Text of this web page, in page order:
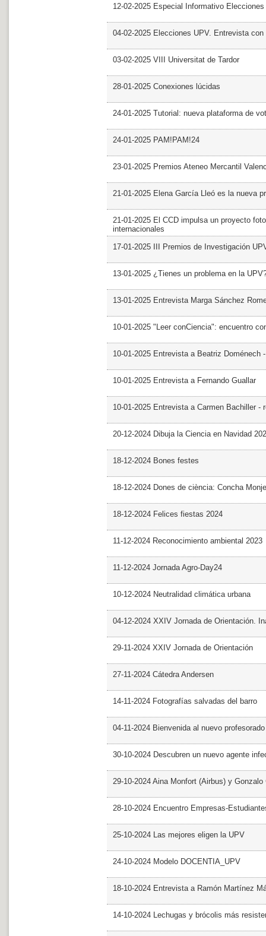
12-02-2025 Especial Informativo Elecciones
04-02-2025 Elecciones UPV. Entrevista con
03-02-2025 VIII Universitat de Tardor
28-01-2025 Conexiones lúcidas
24-01-2025 Tutorial: nueva plataforma de
24-01-2025 PAM!PAM!24
23-01-2025 Premios Ateneo Mercantil
21-01-2025 Elena García Lleó es la nueva
21-01-2025 El CCD impulsa un proyecto
internacionales
17-01-2025 III Premios de Investigación
13-01-2025 ¿Tienes un problema en la
13-01-2025 Entrevista Marga Sánchez
10-01-2025 "Leer conCiencia": encuentro
10-01-2025 Entrevista a Beatriz Doménech
10-01-2025 Entrevista a Fernando Guallar
10-01-2025 Entrevista a Carmen Bachiller -
20-12-2024 Dibuja la Ciencia en Navidad
18-12-2024 Bones festes
18-12-2024 Dones de ciència: Concha Monje
18-12-2024 Felices fiestas 2024
11-12-2024 Reconocimiento ambiental 2023
11-12-2024 Jornada Agro-Day24
10-12-2024 Neutralidad climática urbana
04-12-2024 XXIV Jornada de Orientación.
29-11-2024 XXIV Jornada de Orientación
27-11-2024 Cátedra Andersen
14-11-2024 Fotografías salvadas del barro
04-11-2024 Bienvenida al nuevo profesorado
30-10-2024 Descubren un nuevo agente
29-10-2024 Aina Monfort (Airbus) y
28-10-2024 Encuentro Empresas-
25-10-2024 Las mejores eligen la UPV
24-10-2024 Modelo DOCENTIA_UPV
18-10-2024 Entrevista a Ramón Martínez
14-10-2024 Lechugas y brócolis más